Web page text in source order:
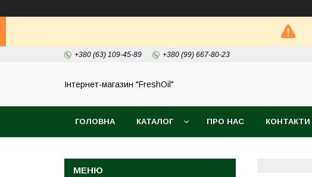
+380 (63) 109-45-89 +380 (99) 667-80-23
Інтернет-магазин "FreshOil"
ГОЛОВНА КАТАЛОГ ПРО НАС КОНТАКТИ